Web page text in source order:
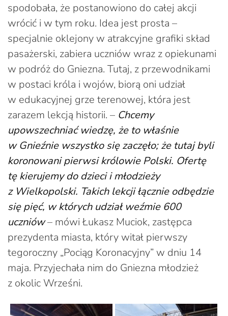
spodobała, że postanowiono do całej akcji
wrócić i w tym roku. Idea jest prosta –
specjalnie oklejony w atrakcyjne grafiki skład
pasażerski, zabiera uczniów wraz z opiekunami
w podróż do Gniezna. Tutaj, z przewodnikami
w postaci króla i wojów, biorą oni udział
w edukacyjnej grze terenowej, która jest
zarazem lekcją historii. – Chcemy
upowszechniać wiedzę, że to właśnie
w Gnieźnie wszystko się zaczęło; że tutaj byli
koronowani pierwsi królowie Polski. Ofertę
tę kierujemy do dzieci i młodzieży
z Wielkopolski. Takich lekcji łącznie odbędzie
się pięć, w których udział weźmie 600
uczniów– mówi Łukasz Muciok, zastępca
prezydenta miasta, który witał pierwszy
tegoroczny „Pociąg Koronacyjny” w dniu 14
maja. Przyjechała nim do Gniezna młodzież
z okolic Wrześni.